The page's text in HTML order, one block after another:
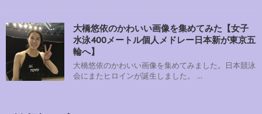
大橋悠依のかわいい画像を集めてみた【女子
水泳400メートル個人メドレー日本新が東京五
輪へ】
大橋悠依のかわいい画像を集めてみました。日本競泳
会にまたヒロインが誕生しました。 ...